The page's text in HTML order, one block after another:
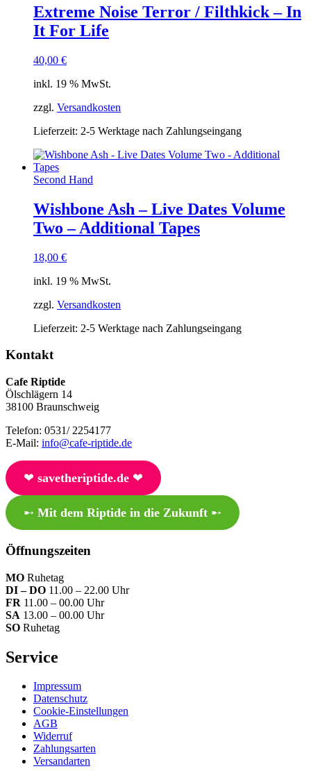
Extreme Noise Terror / Filthkick – In
It For Life
40,00 €
inkl. 19 % MwSt.
zzgl. Versandkosten
Lieferzeit: 2-5 Werktage nach Zahlungseingang
Second Hand
Wishbone Ash – Live Dates Volume
Two – Additional Tapes
18,00 €
inkl. 19 % MwSt.
zzgl. Versandkosten
Lieferzeit: 2-5 Werktage nach Zahlungseingang
Kontakt
Cafe Riptide
Ölschlägern 14
38100 Braunschweig
Telefon: 0531/ 2254177
E-Mail: info@cafe-riptide.de
❤︎ savetheriptide.de❤︎
➸ Mit dem Riptide in die Zukunft➸
Öffnungszeiten
MO Ruhetag
DI – DO 11.00 – 22.00 Uhr
FR 11.00 – 00.00 Uhr
SA 13.00 – 00.00 Uhr
SO Ruhetag
Service
Impressum
Datenschutz
Cookie-Einstellungen
AGB
Widerruf
Zahlungsarten
Versandarten